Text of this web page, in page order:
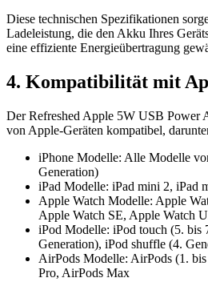
Diese technischen Spezifikationen
Ladeleistung, die den Akku Ihres
eine effiziente Energieübertragung
4. Kompatibilität mit
Der Refreshed Apple 5W USB Power
von Apple-Geräten kompatibel,
iPhone Modelle: Alle Modelle
Generation)
iPad Modelle: iPad mini 2, iPad
Apple Watch Modelle: Apple
Apple Watch SE, Apple Watch
iPod Modelle: iPod touch (5. bis
Generation), iPod shuffle (4.
AirPods Modelle: AirPods (1.
Pro, AirPods Max